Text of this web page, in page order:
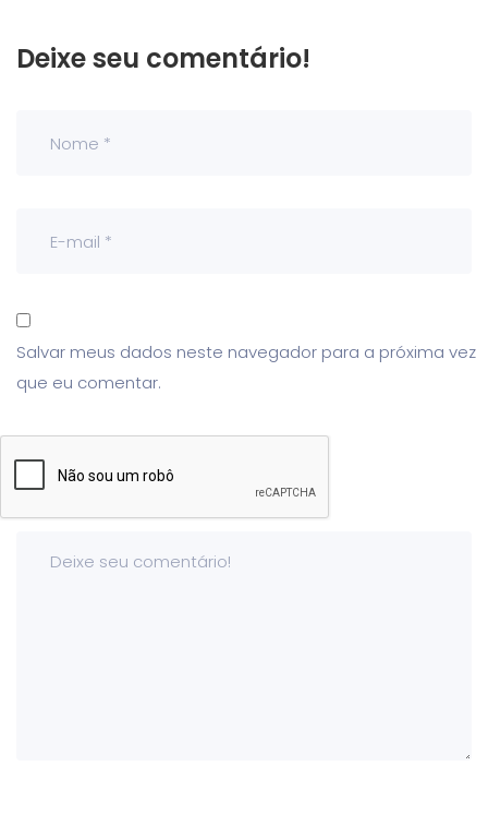
Deixe seu comentário!
Salvar meus dados neste navegador para a próxima vez
que eu comentar.